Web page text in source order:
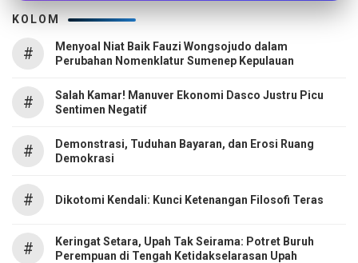
KOLOM
#
Menyoal Niat Baik Fauzi Wongsojudo dalam
Perubahan Nomenklatur Sumenep Kepulauan
#
Salah Kamar! Manuver Ekonomi Dasco Justru Picu
Sentimen Negatif
#
Demonstrasi, Tuduhan Bayaran, dan Erosi Ruang
Demokrasi
# Dikotomi Kendali: Kunci Ketenangan Filosofi Teras
#
Keringat Setara, Upah Tak Seirama: Potret Buruh
Perempuan di Tengah Ketidakselarasan Upah